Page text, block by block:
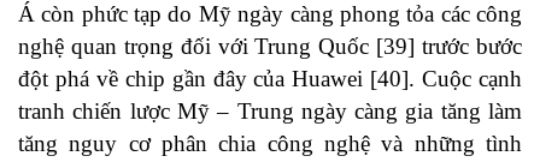
Á còn phức tạp do Mỹ ngày càng phong tỏa các công
nghệ quan trọng đối với Trung Quốc [39] trước bước
đột phá về chip gần đây của Huawei [40]. Cuộc cạnh
tranh chiến lược Mỹ – Trung ngày càng gia tăng làm
tăng nguy cơ phân chia công nghệ và những tình